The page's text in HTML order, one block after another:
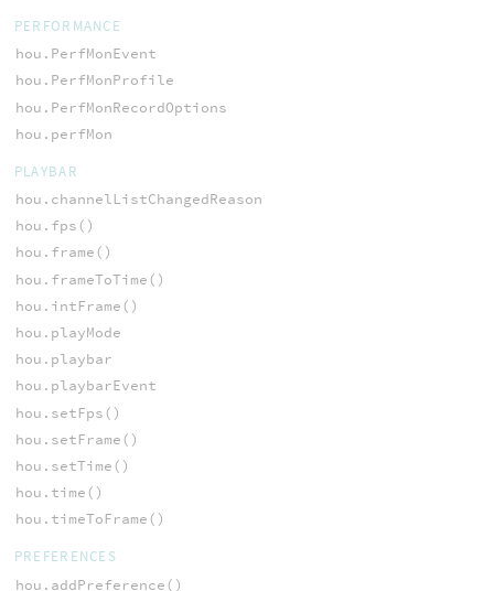
PERFORMANCE
hou.PerfMonEvent
hou.PerfMonProfile
hou.PerfMonRecordOptions
hou.perfMon
PLAYBAR
hou.channelListChangedReason
hou.fps()
hou.frame()
hou.frameToTime()
hou.intFrame()
hou.playMode
hou.playbar
hou.playbarEvent
hou.setFps()
hou.setFrame()
hou.setTime()
hou.time()
hou.timeToFrame()
PREFERENCES
hou.addPreference()